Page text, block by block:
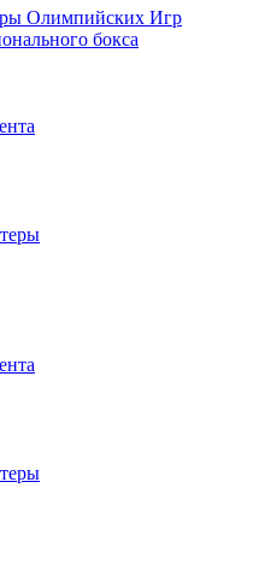
Олимпийских Игр
бокса